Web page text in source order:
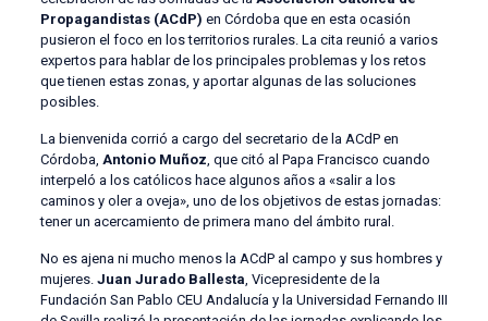
Propagandistas (ACdP) en Córdoba que en esta ocasión
pusieron el foco en los territorios rurales. La cita reunió a varios
expertos para hablar de los principales problemas y los retos
que tienen estas zonas, y aportar algunas de las soluciones
posibles.
La bienvenida corrió a cargo del secretario de la ACdP en
Córdoba, Antonio Muñoz, que citó al Papa Francisco cuando
interpeló a los católicos hace algunos años a «salir a los
caminos y oler a oveja», uno de los objetivos de estas jornadas:
tener un acercamiento de primera mano del ámbito rural.
No es ajena ni mucho menos la ACdP al campo y sus hombres y
mujeres. Juan Jurado Ballesta, Vicepresidente de la
Fundación San Pablo CEU Andalucía y la Universidad Fernando III